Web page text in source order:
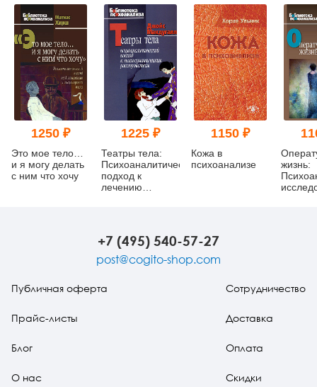
1250 ₽
Это мое тело…
и я могу делать
с ним что хочу
1225 ₽
Театры тела:
Психоаналитический
подход к
лечению
1150 ₽
Кожа в
психоанализе
жизнь:
+7 (495) 540-57-27
post@cogito-shop.com
Публичная оферта
Прайс-листы
Блог
О нас
Сотрудничество
Доставка
Оплата
Скидки